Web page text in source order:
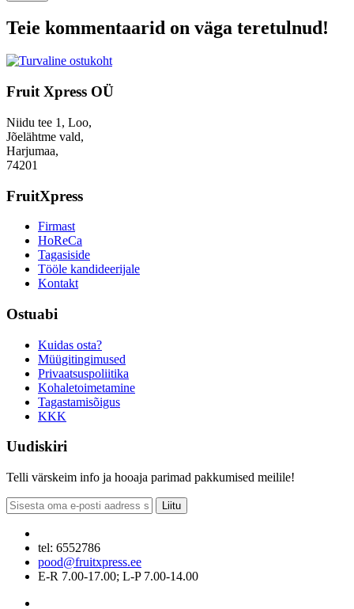
Teie kommentaarid on väga teretulnud!
Fruit Xpress OÜ
Niidu tee 1, Loo,
Jõelähtme vald,
Harjumaa,
74201
FruitXpress
Firmast
HoReCa
Tagasiside
Tööle kandideerijale
Kontakt
Ostuabi
Kuidas osta?
Müügitingimused
Privaatsuspoliitika
Kohaletoimetamine
Tagastamisõigus
KKK
Uudiskiri
Telli värskeim info ja hooaja parimad pakkumised meilile!
Liitu
tel: 6552786
pood@fruitxpress.ee
E-R 7.00-17.00; L-P 7.00-14.00